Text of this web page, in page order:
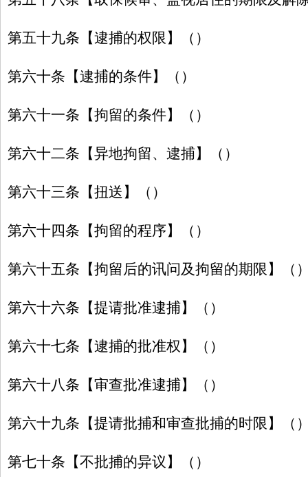
第五十九条【逮捕的权限】（）
第六十条【逮捕的条件】（）
第六十一条【拘留的条件】（）
第六十二条【异地拘留、逮捕】（）
第六十三条【扭送】（）
第六十四条【拘留的程序】（）
第六十五条【拘留后的讯问及拘留的期限】（
第六十六条【提请批准逮捕】（）
第六十七条【逮捕的批准权】（）
第六十八条【审查批准逮捕】（）
第六十九条【提请批捕和审查批捕的时限】（
第七十条【不批捕的异议】（）